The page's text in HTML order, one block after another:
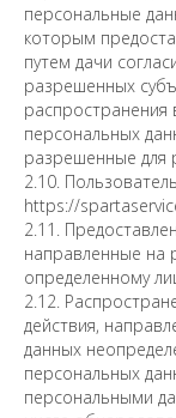
персональные
которым
путем дачи
разрешенных
персональных
разрешенные для
2.10.
https://
2.11.
направленные на
определенному
2.12.
действия,
данных
персональных
персональными